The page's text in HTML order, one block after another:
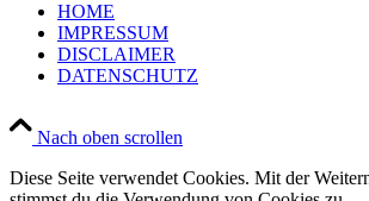
HOME
IMPRESSUM
DISCLAIMER
DATENSCHUTZ
Nach oben scrollen
Diese Seite verwendet Cookies. Mit der